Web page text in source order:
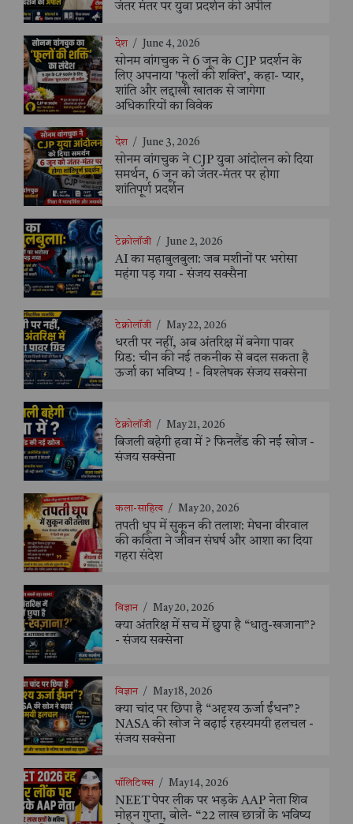
जंतर मंतर पर युवा प्रदर्शन की अपील
देश / June 4, 2026
सोनम वांगचुक ने 6 जून के CJP प्रदर्शन के
लिए अपनाया 'फूलों की शक्ति', कहा- प्यार,
शांति और लद्दाखी खातक से जागेगा
अधिकारियों का विवेक
देश / June 3, 2026
सोनम वांगचुक ने CJP युवा आंदोलन को दिया
समर्थन, 6 जून को जंतर-मंतर पर होगा
शांतिपूर्ण प्रदर्शन
टेक्नोलॉजी / June 2, 2026
AI का महाबुलबुला: जब मशीनों पर भरोसा
महंगा पड़ गया - संजय सक्सैना
टेक्नोलॉजी / May 22, 2026
धरती पर नहीं, अब अंतरिक्ष में बनेगा पावर
ग्रिड: चीन की नई तकनीक से बदल सकता है
ऊर्जा का भविष्य ! - विश्लेषक संजय सक्सेना
टेक्नोलॉजी / May 21, 2026
बिजली बहेगी हवा में ? फिनलैंड की नई खोज -
संजय सक्सेना
कला-साहित्य / May 20, 2026
तपती धूप में सुकून की तलाश: मेघना वीरवाल
की कविता ने जीवन संघर्ष और आशा का दिया
गहरा संदेश
विज्ञान / May 20, 2026
क्या अंतरिक्ष में सच में छुपा है “धातु-खजाना”?
- संजय सक्सेना
विज्ञान / May 18, 2026
क्या चांद पर छिपा है “अदृश्य ऊर्जा ईंधन”?
NASA की खोज ने बढ़ाई रहस्यमयी हलचल -
संजय सक्सेना
पॉलिटिक्स / May 14, 2026
NEET पेपर लीक पर भड़के AAP नेता शिव
मोहन गुप्ता, बोले- “22 लाख छात्रों के भविष्य